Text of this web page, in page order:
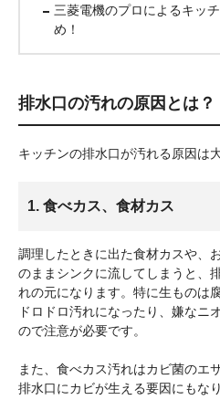
三菱電機のプロによるキッ
め！
排水口の汚れの原因とは？
キッチンの排水口が汚れる原因は
1. 食べカス、食材カス
調理したときに出た食材カスや、
のままシンクに流してしまうと、
れの元になります。特に生ものは
ドロドロ汚れになったり、嫌なニ
ので注意が必要です。
また、食べカス汚れはカビ菌のエ
排水口にカビが生える要因にもなり